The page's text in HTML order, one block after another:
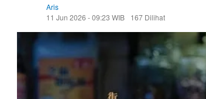
Aris
11 Jun 2026 - 09:23 WIB
167 Dilihat